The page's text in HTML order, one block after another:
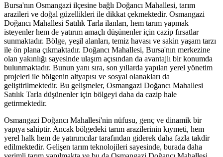
Bursa'nın Osmangazi ilçesine bağlı Doğancı Mahallesi, tarım
arazileri ve doğal güzellikleri ile dikkat çekmektedir. Osmangazi
Doğancı Mahallesi Satılık Tarla ilanları, hem tarım yapmak
isteyenler hem de yatırım amaçlı düşünenler için cazip fırsatlar
sunmaktadır. Bölge, yeşil alanları, temiz havası ve sakin yaşam tarzı
ile ön plana çıkmaktadır. Doğancı Mahallesi, Bursa'nın merkezine
olan yakınlığı sayesinde ulaşım açısından da avantajlı bir konumda
bulunmaktadır. Bunun yanı sıra, son yıllarda yapılan yerel yönetim
projeleri ile bölgenin altyapısı ve sosyal olanakları da
geliştirilmektedir. Bu gelişmeler, Osmangazi Doğancı Mahallesi
Satılık Tarla düşünenler için bölgeyi daha da cazip hale
getirmektedir.
Osmangazi Doğancı Mahallesi'nin nüfusu, genç ve dinamik bir
yapıya sahiptir. Ancak bölgedeki tarım arazilerinin kıymeti, hem
yerel halk hem de yatırımcılar tarafından giderek daha fazla takdir
edilmektedir. Gelişen tarım teknolojileri sayesinde, burada daha